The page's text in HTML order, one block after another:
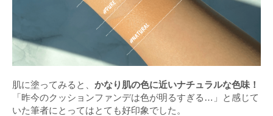
肌に塗ってみると、 かなり肌の色に近いナチュラルな色味！
「昨今のクッションファンデは色が明るすぎる…」と感じて
いた筆者にとってはとても好印象でした。